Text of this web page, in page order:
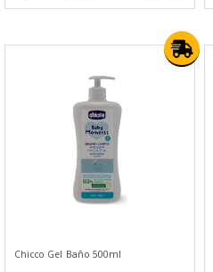
Chicco Gel Baño 500ml